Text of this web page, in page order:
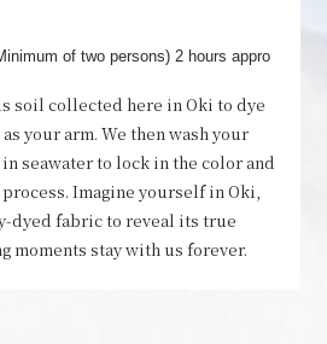
of two persons) 2 hours appro
soil collected here in Oki to dye
your arm. We then wash your
seawater to lock in the color and
Imagine yourself in Oki,
dyed fabric to reveal its true
moments stay with us forever.